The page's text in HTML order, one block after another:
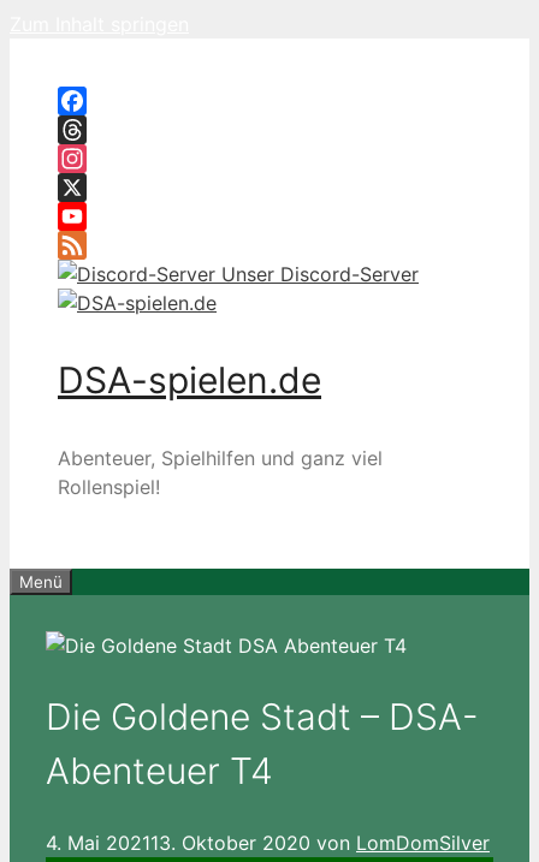
Facebook
Threads
Instagram
X
YouTube
Feed
Unser Discord-Server
DSA-spielen.de
Abenteuer, Spielhilfen und ganz viel
Rollenspiel!
Menü
Die Goldene Stadt – DSA-
Abenteuer T4
4. Mai 202113. Oktober 2020 von LomDomSilver